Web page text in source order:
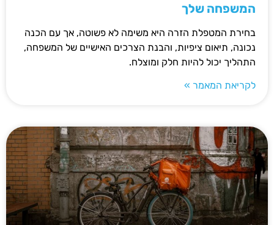
המשפחה שלך
בחירת המטפלת הזרה היא משימה לא פשוטה, אך עם הכנה
נכונה, תיאום ציפיות, והבנת הצרכים האישיים של המשפחה,
התהליך יכול להיות חלק ומוצלח.
לקריאת המאמר »